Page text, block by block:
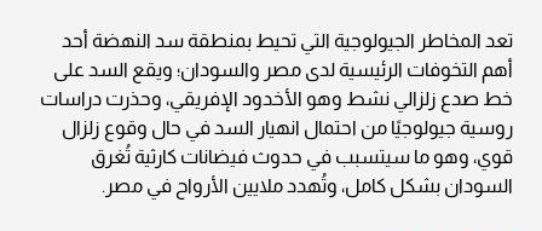
تعد المخاطر الجيولوجية التي تحيط بمنطقة سد النهضة أحد
أهم التخوفات الرئيسية لدى مصر والسودان؛ ويقع السد على
خط صدع زلزالي نشط وهو الأخدود الإفريقي، وحذرت دراسات
روسية جيولوجيًا من احتمال انهيار السد في حال وقوع زلزال
قوي، وهو ما سيتسبب في حدوث فيضانات كارثية تُغرق
السودان بشكل كامل، وتُهدد ملايين الأرواح في مصر.